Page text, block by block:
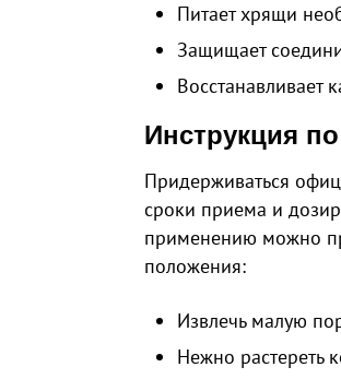
Питает хрящи
Защищает
Восстанавливает
Инструкция
Придерживаться
сроки приема и
применению можно
положения:
Извлечь малую
Нежно растереть